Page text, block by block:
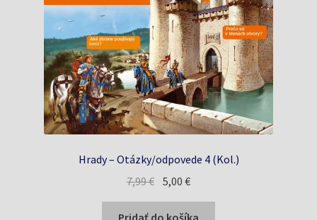
Hrady – Otázky/odpovede 4 (Kol.)
7,99€ Pôvodná
bola:
5,00€Aktuálna
je:
Pridať do košíka